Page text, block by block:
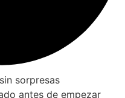
sorpresas
antes de empezar